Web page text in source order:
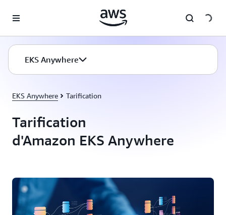
EKS Anywhere
EKS Anywhere Tarification
Tarification
d'Amazon EKS Anywhere